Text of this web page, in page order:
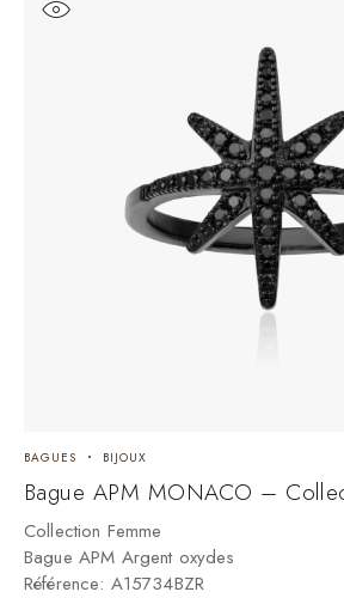
BAGUES BIJOUX
Bague APM MONACO –
Collection Femme
Bague APM Argent oxydes
Référence: A15734BZR